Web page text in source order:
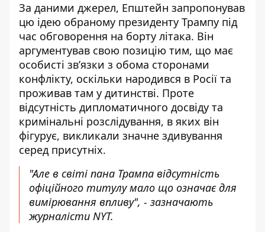
За даними джерел, Епштейн запропонував
цю ідею обраному президенту Трампу під
час обговорення на борту літака. Він
аргументував свою позицію тим, що має
особисті зв’язки з обома сторонами
конфлікту, оскільки народився в Росії та
проживав там у дитинстві. Проте
відсутність дипломатичного досвіду та
кримінальні розслідування, в яких він
фігурує, викликали значне здивування
серед присутніх.
"Але в світі пана Трампа відсутність
офіційного титулу мало що означає для
вимірювання впливу", - зазначають
журналісти NYT.